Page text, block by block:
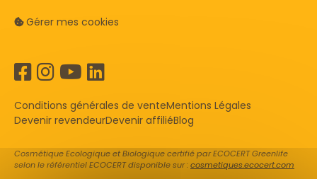
Gérer mes cookies
Conditions générales de venteMentions Légales
Devenir revendeurDevenir affiliéBlog
Cosmétique Ecologique et Biologique certifié par ECOCERT Greenlife
selon le référentiel ECOCERT disponible sur :cosmetiques.ecocert.com